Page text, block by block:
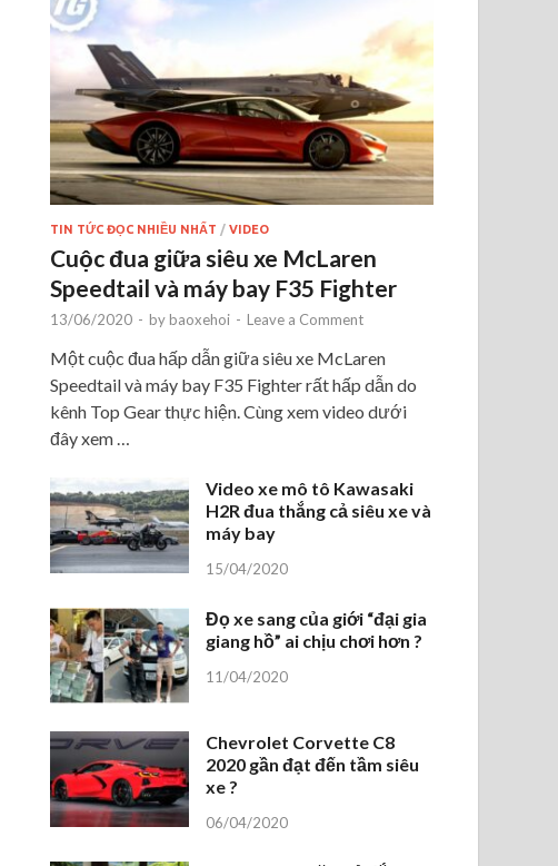
TIN TỨC ĐỌC NHIỀU NHẤT /VIDEO
Cuộc đua giữa siêu xe McLaren
Speedtail và máy bay F35 Fighter
13/06/2020 - by baoxehoi - Leave a Comment
Một cuộc đua hấp dẫn giữa siêu xe McLaren
Speedtail và máy bay F35 Fighter rất hấp dẫn do
kênh Top Gear thực hiện. Cùng xem video dưới
đây xem …
Video xe mô tô Kawasaki
H2R đua thắng cả siêu xe và
máy bay
15/04/2020
Đọ xe sang của giới “đại gia
giang hồ” ai chịu chơi hơn ?
11/04/2020
Chevrolet Corvette C8
2020 gần đạt đến tầm siêu
xe ?
06/04/2020